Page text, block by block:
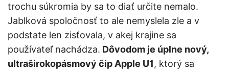
trochu súkromia by sa to diať určite nemalo.
Jablková spoločnosť to ale nemyslela zle a v
podstate len zisťovala, v akej krajine sa
používateľ nachádza. Dôvodom je úplne nový,
ultraširokopásmový čip Apple U1, ktorý sa